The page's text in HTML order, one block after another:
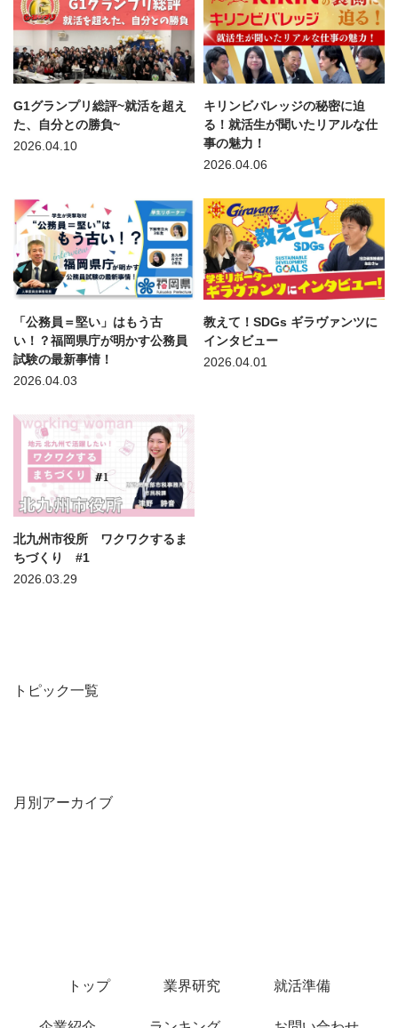
G1グランプリ総評~就活を超え
た、自分との勝負~
2026.04.10
キリンビバレッジの秘密に迫
る！就活生が聞いたリアルな仕
事の魅力！
2026.04.06
「公務員＝堅い」はもう古
い！？福岡県庁が明かす公務員
試験の最新事情！
2026.04.03
教えて！SDGs ギラヴァンツに
インタビュー
2026.04.01
北九州市役所 ワクワクするま
ちづくり #1
2026.03.29
トピック一覧
月別アーカイブ
トップ 業界研究 就活準備